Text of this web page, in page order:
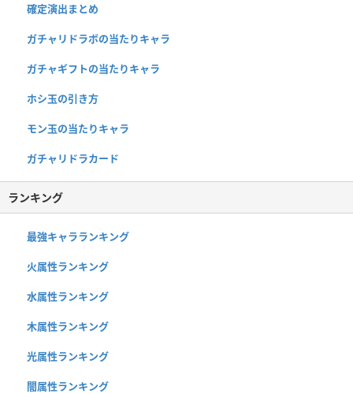
確定演出まとめ
ガチャリドラボの当たりキャラ
ガチャギフトの当たりキャラ
ホシ玉の引き方
モン玉の当たりキャラ
ガチャリドラカード
ランキング
最強キャラランキング
火属性ランキング
水属性ランキング
木属性ランキング
光属性ランキング
闇属性ランキング